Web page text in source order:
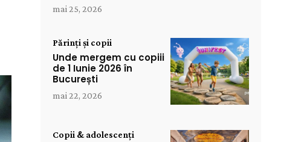
mai 25, 2026
Părinți și copii
Unde mergem cu copiii
de 1 Iunie 2026 în
București
mai 22, 2026
Copii & adolescenți